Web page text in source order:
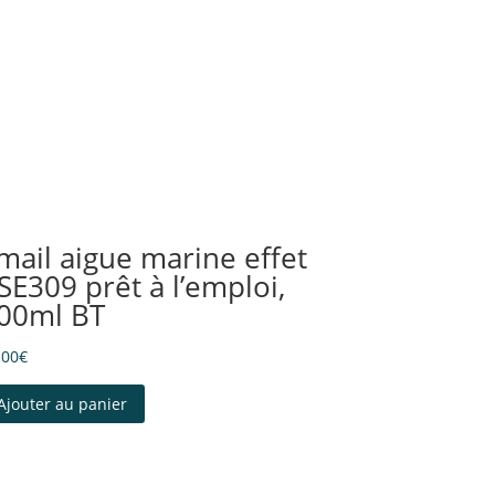
aigue marine effet
prêt à l’emploi,
BT
€
au panier